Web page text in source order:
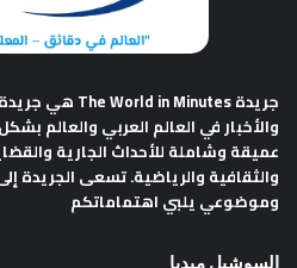
جريدة The World in Minutes
هي جريدة
والأخبار في العالم العربي والعالم
عميقة وشاملة للأحداث الجارية
والثقافية والرياضية. تسعى الجريدة
وموضوعي يلبي اهتماماتكم
السوشيل ميديا